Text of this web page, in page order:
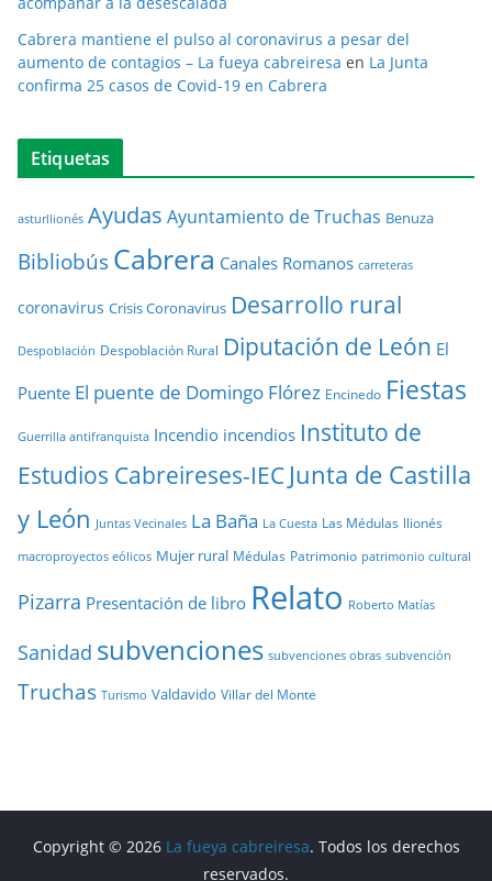
Cabrera mantiene el pulso al coronavirus a pesar del
aumento de contagios – La fueya cabreiresa en La Junta
confirma 25 casos de Covid-19 en Cabrera
Etiquetas
asturllionés Ayudas Ayuntamiento de Truchas Benuza
BibliobúsCabrera Canales Romanos carreteras
coronavirus Crisis Coronavirus Desarrollo rural
Despoblación Despoblación Rural Diputación de León El
Puente El puente de Domingo Flórez Encinedo Fiestas
Guerrilla antifranquista Incendio incendios Instituto de
Estudios Cabreireses-IEC Junta de Castilla
y León Juntas Vecinales La Baña La Cuesta Las Médulas llionés
macroproyectos eólicos Mujer rural Médulas Patrimonio patrimonio cultural
Pizarra Presentación de libro Relato Roberto Matías
Sanidad subvenciones subvenciones obras subvención
Truchas Turismo Valdavido Villar del Monte
Copyright © 2026 La fueya cabreiresa. Todos los derechos
reservados.